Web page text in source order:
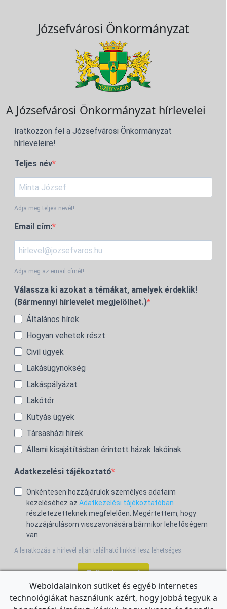
Józsefvárosi Önkormányzat
A Józsefvárosi Önkormányzat hírlevelei
Iratkozzon fel a Józsefvárosi Önkormányzat
hírleveleire!
Teljes név
Adja meg teljes nevét!
Email cím:
Adja meg az email címét!
Válassza ki azokat a témákat, amelyek érdeklik!
(Bármennyi hírlevelet megjelölhet.)
Általános hírek
Hogyan vehetek részt
Civil ügyek
Lakásügynökség
Lakáspályázat
Lakótér
Kutyás ügyek
Társasházi hírek
Állami kisajátításban érintett házak lakóinak
Adatkezelési tájékoztató
Önkéntesen hozzájárulok személyes adataim
kezeléséhez az Adatkezelési tájékoztatóban
részletezetteknek megfelelően. Megértettem, hogy
hozzájárulásom visszavonására bármikor lehetőségem
van.
A leiratkozás a hírlevél alján található linkkel lesz lehetséges.
Feliratkozom!
Weboldalainkon sütiket és egyéb internetes
technológiákat használunk azért, hogy jobbá tegyük a